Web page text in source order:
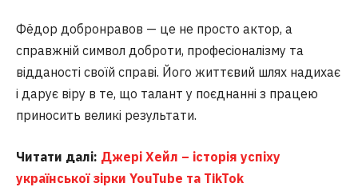
Фёдор добронравов — це не просто актор, а
справжній символ доброти, професіоналізму та
відданості своїй справі. Його життєвий шлях надихає
і дарує віру в те, що талант у поєднанні з працею
приносить великі результати.
Читати далі: Джері Хейл – історія успіху
української зірки YouTube та TikTok